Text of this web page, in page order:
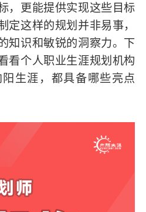
，更能提供实现这些目标
定这样的规划并非易事，
知识和敏锐的洞察力。下
看个人职业生涯规划机构
生涯，都具备哪些亮点